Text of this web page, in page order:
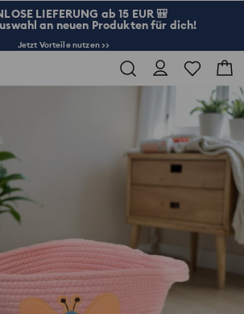
LIEFERUNG ab 15 EUR 🎒
an neuen Produkten für dich!
Jetzt Vorteile nutzen >>